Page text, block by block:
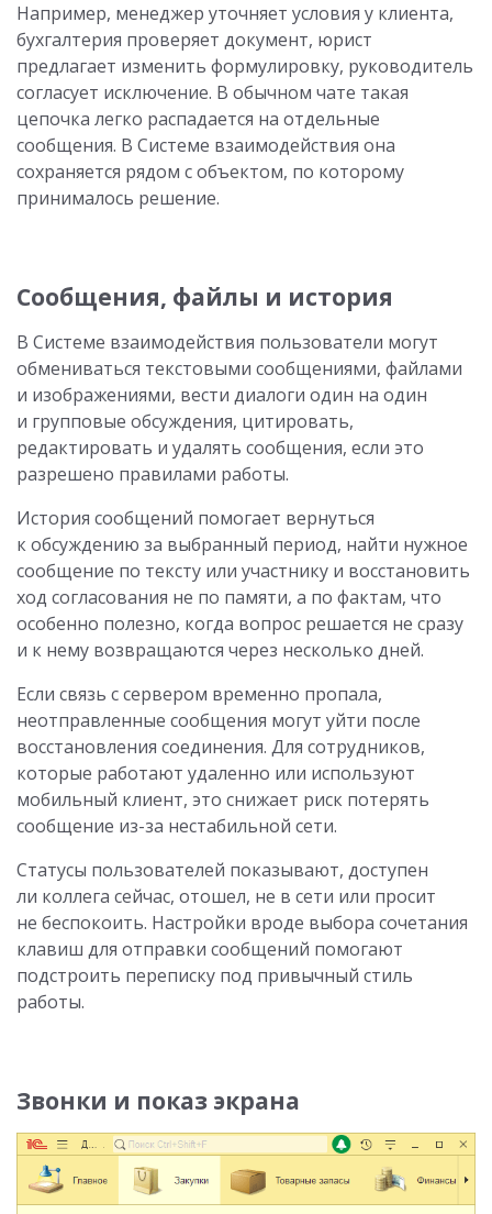
Например, менеджер уточняет условия у клиента,
бухгалтерия проверяет документ, юрист
предлагает изменить формулировку, руководитель
согласует исключение. В обычном чате такая
цепочка легко распадается на отдельные
сообщения. В Системе взаимодействия она
сохраняется рядом с объектом, по которому
принималось решение.
Сообщения, файлы и история
В Системе взаимодействия пользователи могут
обмениваться текстовыми сообщениями, файлами
и изображениями, вести диалоги один на один
и групповые обсуждения, цитировать,
редактировать и удалять сообщения, если это
разрешено правилами работы.
История сообщений помогает вернуться
к обсуждению за выбранный период, найти нужное
сообщение по тексту или участнику и восстановить
ход согласования не по памяти, а по фактам, что
особенно полезно, когда вопрос решается не сразу
и к нему возвращаются через несколько дней.
Если связь с сервером временно пропала,
неотправленные сообщения могут уйти после
восстановления соединения. Для сотрудников,
которые работают удаленно или используют
мобильный клиент, это снижает риск потерять
сообщение из-за нестабильной сети.
Статусы пользователей показывают, доступен
ли коллега сейчас, отошел, не в сети или просит
не беспокоить. Настройки вроде выбора сочетания
клавиш для отправки сообщений помогают
подстроить переписку под привычный стиль
работы.
Звонки и показ экрана